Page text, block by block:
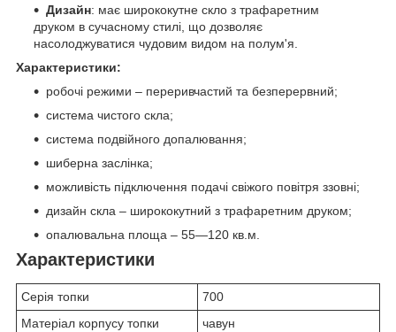
Дизайн: має ширококутне скло з трафаретним
друком в сучасному стилі, що дозволяє
насолоджуватися чудовим видом на полум'я.
Характеристики:
робочі режими – переривчастий та безперервний;
система чистого скла;
система подвійного допалювання;
шиберна заслінка;
можливість підключення подачі свіжого повітря ззовні;
дизайн скла – ширококутний з трафаретним друком;
опалювальна площа – 55—120 кв.м.
Характеристики
Серія топки
700
Матеріал корпусу топки
чавун